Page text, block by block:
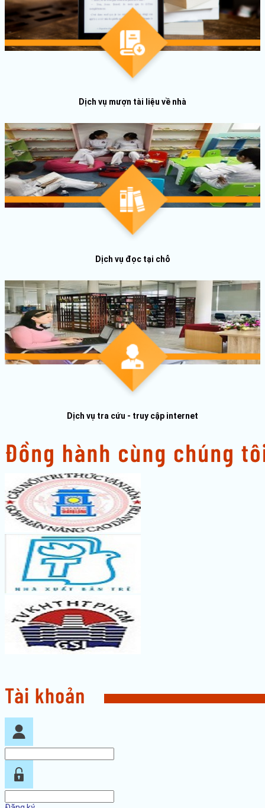
Dịch vụ mượn tài liệu về nhà
Dịch vụ đọc tại chỗ
Dịch vụ tra cứu - truy cập internet